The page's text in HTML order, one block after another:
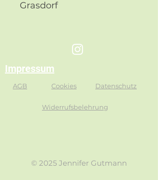
Grasdorf
Impressum
AGB Cookies Datenschutz
Widerrufsbelehrung
© 2025 Jennifer Gutmann